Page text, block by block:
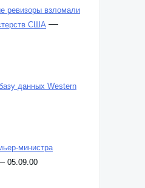
ревизоры взломали
США —
данных Western
министра
05.09.00